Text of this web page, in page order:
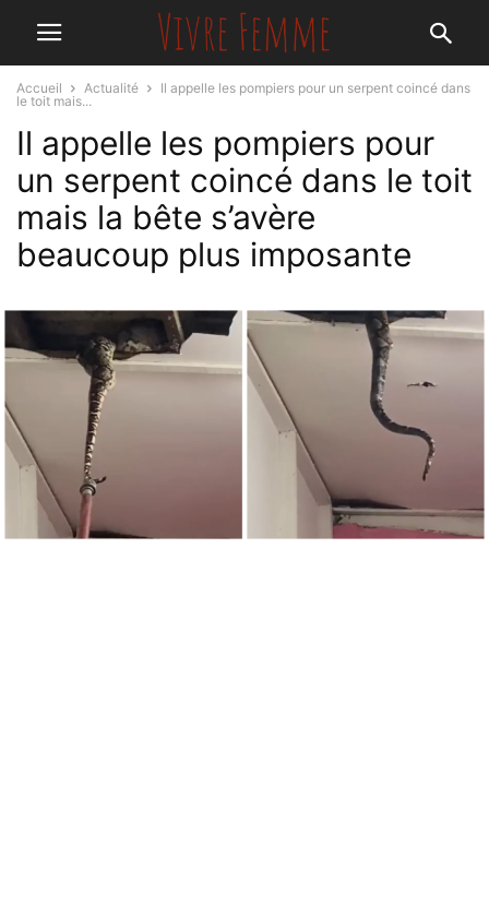
Accueil Actualité
Il appelle les pompiers pour un serpent coincé dans
le toit mais...
Il appelle les pompiers pour
un serpent coincé dans le toit
mais la bête s’avère
beaucoup plus imposante